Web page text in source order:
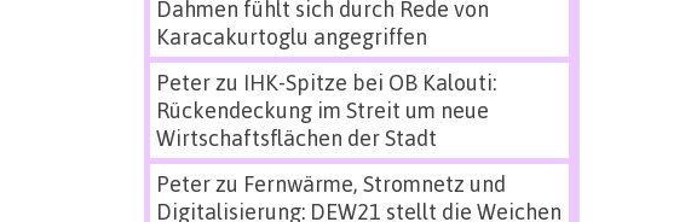
Dahmen fühlt sich durch Rede von
Karacakurtoglu angegriffen
Peterzu IHK-Spitze bei OB Kalouti:
Rückendeckung im Streit um neue
Wirtschaftsflächen der Stadt
Peterzu Fernwärme, Stromnetz und
Digitalisierung: DEW21 stellt die Weichen